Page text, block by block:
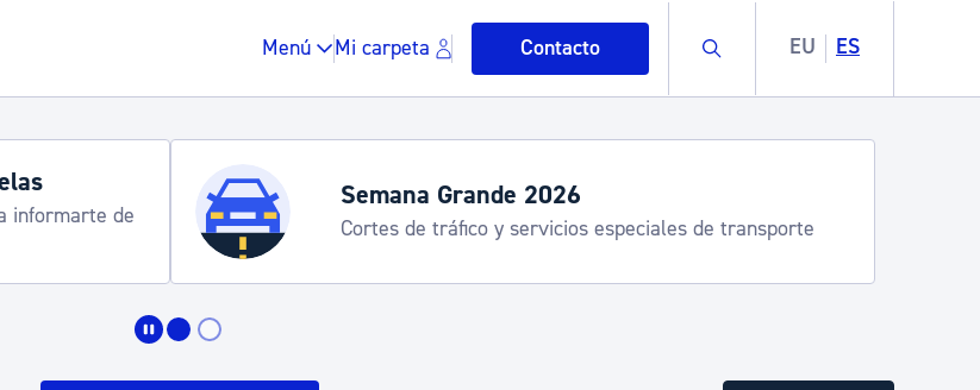
Menú Mi carpeta Contacto Buscar EU ES
informarte de
Semana Grande 2026
Cortes de tráfico y servicios especiales de transporte